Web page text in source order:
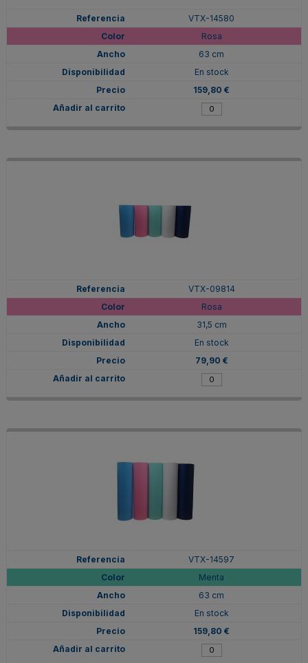
VTX-14580
Rosa
63 cm
En stock
159,80 €
VTX-09814
Rosa
31,5 cm
En stock
79,90 €
VTX-14597
Menta
63 cm
En stock
159,80 €